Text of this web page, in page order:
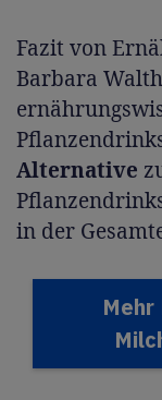
Fazit von
Barbara
Alternative
in der